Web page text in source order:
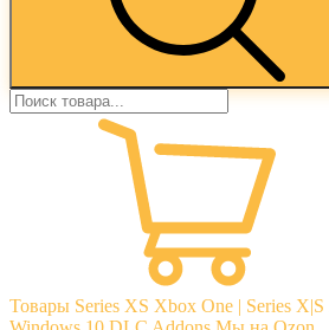
Товары Series XS Xbox One | Series X|S